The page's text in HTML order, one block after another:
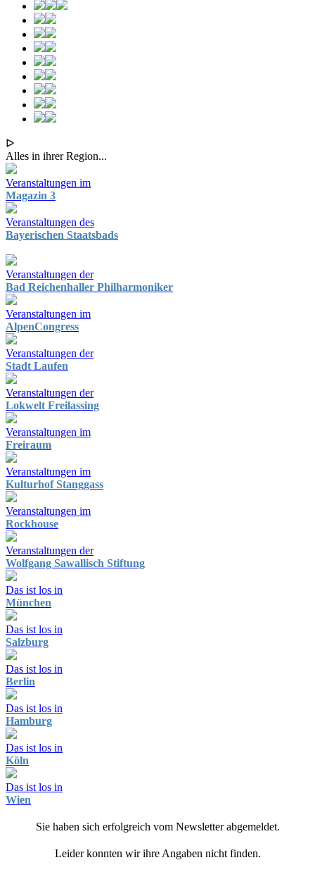
ᐅ
Alles in ihrer Region...
Veranstaltungen im
Magazin 3
Veranstaltungen des
Bayerischen Staatsbads
Veranstaltungen der
Bad Reichenhaller Philharmoniker
Veranstaltungen im
AlpenCongress
Veranstaltungen der
Stadt Laufen
Veranstaltungen der
Lokwelt Freilassing
Veranstaltungen im
Freiraum
Veranstaltungen im
Kulturhof Stanggass
Veranstaltungen im
Rockhouse
Veranstaltungen der
Wolfgang Sawallisch Stiftung
Das ist los in
München
Das ist los in
Salzburg
Das ist los in
Berlin
Das ist los in
Hamburg
Das ist los in
Köln
Das ist los in
Wien
Sie haben sich erfolgreich vom Newsletter abgemeldet.
Leider konnten wir ihre Angaben nicht finden.